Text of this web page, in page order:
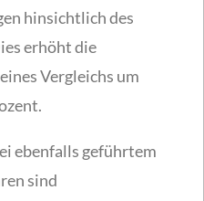
hinsichtlich des
erhöht die
Vergleichs um
ebenfalls geführtem
sind